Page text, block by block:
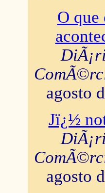
O que
agosto
Jï¿½
agosto